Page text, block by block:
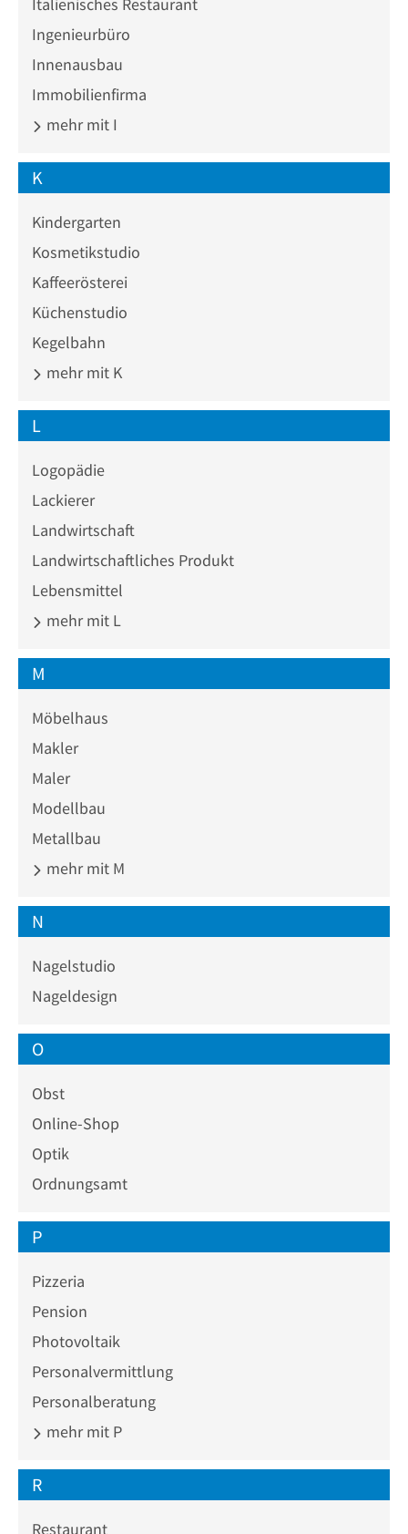
Ingenieurbüro
Innenausbau
Immobilienfirma
mehr mit I
K
Kindergarten
Kosmetikstudio
Kaffeerösterei
Küchenstudio
Kegelbahn
mehr mit K
L
Logopädie
Lackierer
Landwirtschaft
Landwirtschaftliches Produkt
Lebensmittel
mehr mit L
M
Möbelhaus
Makler
Maler
Modellbau
Metallbau
mehr mit M
N
Nagelstudio
Nageldesign
O
Obst
Online-Shop
Optik
Ordnungsamt
P
Pizzeria
Pension
Photovoltaik
Personalvermittlung
Personalberatung
mehr mit P
R
Restaurant